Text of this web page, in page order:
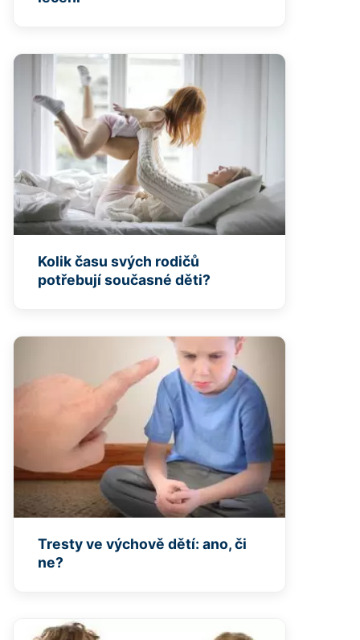
Kolik času svých rodičů
potřebují současné děti?
Tresty ve výchově dětí: ano, či
ne?